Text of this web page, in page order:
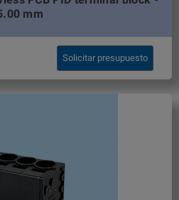
mm
Solicitar presupuesto